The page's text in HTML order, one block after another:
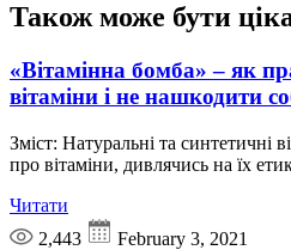
Також може бути
«Вітамінна бомба» – як
вітаміни і не нашкодити
Зміст: Натуральні та синтетичні
про вітаміни, дивлячись на їх
Читати
2,443
February 3, 2021